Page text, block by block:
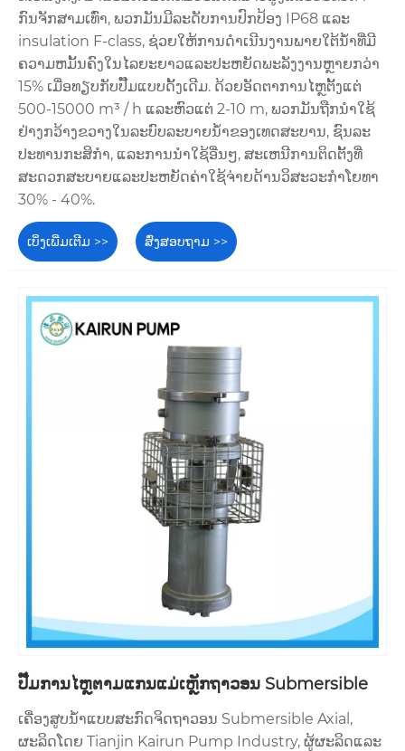
ກົນຈັກສາມເທົ່າ, ພວກມັນມີລະດັບການປົກປ້ອງ IP68 ແລະ
insulation F-class, ຊ່ວຍໃຫ້ການດໍາເນີນງານພາຍໃຕ້ນ້ໍາທີ່ມີ
ຄວາມຫມັ້ນຄົງໃນໄລຍະຍາວແລະປະຫຍັດພະລັງງານຫຼາຍກວ່າ
15% ເມື່ອທຽບກັບປັ໊ມແບບດັ້ງເດີມ. ດ້ວຍອັດຕາການໄຫຼຕັ້ງແຕ່
500-15000 m³ / h ແລະຫົວແຕ່ 2-10 m, ພວກມັນຖືກນໍາໃຊ້
ຢ່າງກວ້າງຂວາງໃນລະບົບລະບາຍນ້ໍາຂອງເທດສະບານ, ຊົນລະ
ປະທານກະສິກໍາ, ແລະການນໍາໃຊ້ອື່ນໆ, ສະເຫນີການຕິດຕັ້ງທີ່
ສະດວກສະບາຍແລະປະຫຍັດຄ່າໃຊ້ຈ່າຍດ້ານວິສະວະກໍາໂຍທາ
30% - 40%.
ເບິ່ງເພີ່ມເຕີມ >> ສົ່ງສອບຖາມ >>
ປັ໊ມການໄຫຼຕາມແກນແມ່ເຫຼັກຖາວອນ Submersible
ເຄື່ອງສູບນ້ໍາແບບສະກົດຈິດຖາວອນ Submersible Axial,
ຜະລິດໂດຍ Tianjin Kairun Pump Industry, ຜູ້ຜະລິດແລະ